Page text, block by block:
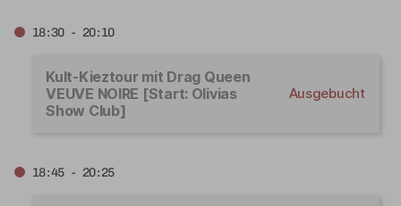
18:30 - 20:10
Kult-Kieztour mit Drag Queen
VEUVE NOIRE [Start: Olivias
Show Club]
Ausgebucht
18:45 - 20:25